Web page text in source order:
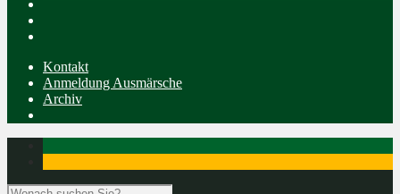
Kontakt
Anmeldung Ausmärsche
Archiv